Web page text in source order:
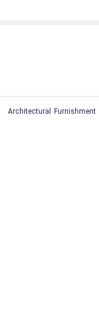
- نام کالا: شابلون Fabl فابل FB21 مبلمان نقشه کشی Architectural Furnishment